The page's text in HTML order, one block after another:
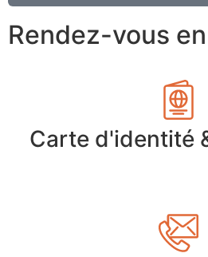
Rendez-vous
Carte d'identité